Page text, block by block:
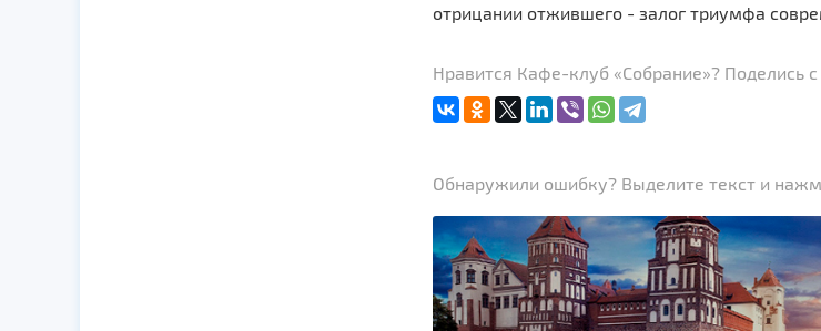
отрицании отжившего - залог триумфа
Нравится Кафе-клуб «Собрание»? Поделись
Обнаружили ошибку? Выделите текст и